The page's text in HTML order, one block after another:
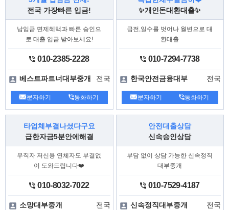
융 피해가 발생한 경우
→ 대출을 문의한“온라인 대부중개
사이트”, “등록 대부 업체”및“불법
사금융업체”관련
○
독원 통합홈페이지 > 민원·신고) > 불법
금융신고센터 >불법사금융 개인정보
-(유선문의)☎
○
구체적인 혐의사실을 제보
최대 1,000만원까지 포상 가능 합니다.
전국 가장빠른 입금!
납임금 면제혜택과 빠른 승인으
로 대출 입금 받아보세요!
010-2385-2228
베스트파트너대부중개 전국
문자하기 통화하기
✨개인돈대환대출✨
급전,일수를 벗어나 월변으로 대
환대출
010-7294-7738
한국안전금융대부 전국
문자하기 통화하기
타업체부결나셨다구요
급한자금5분안에해결
무직자 저신용 연체자도 부결없
이 도와드립니다❤️
010-8032-7022
소망대부중개 전국
안전대출상담
신속승인상담
부담 없이 상담 가능한 신속정직
대부중개
010-7529-4187
신속정직대부중개 전국